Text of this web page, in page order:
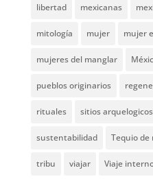
libertad mexicanas
mitología mujer mujer
mujeres del manglar
pueblos originarios
rituales sitios arquelogicos
sustentabilidad Tequio de
tribu viajar Viaje